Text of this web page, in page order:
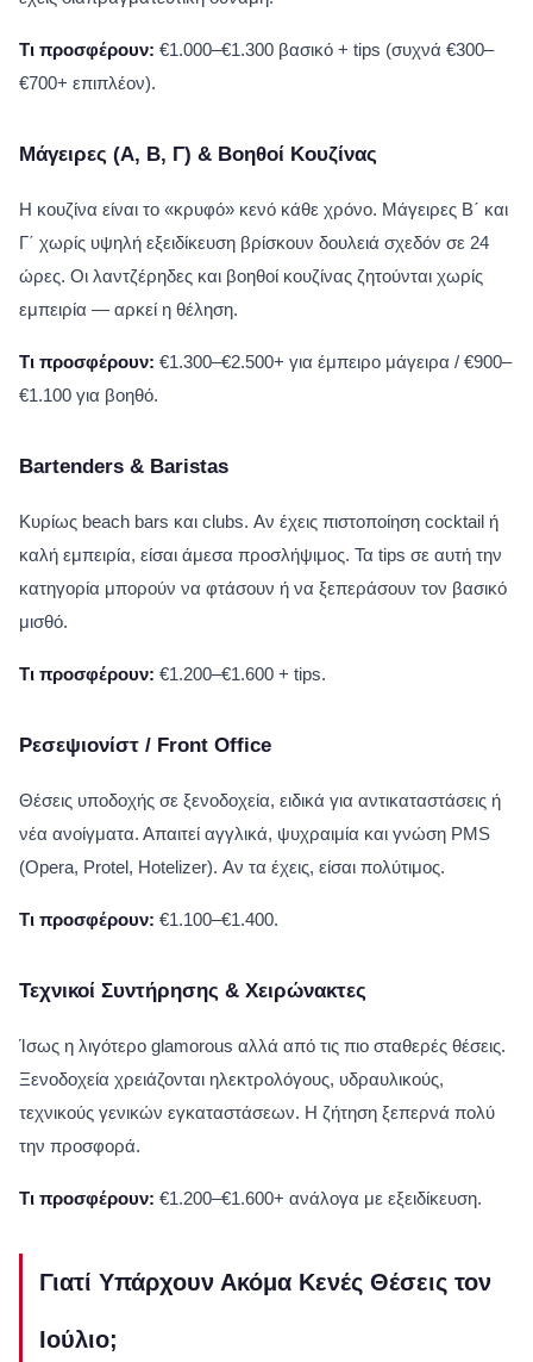
Τι προσφέρουν: €1.000–€1.300 βασικό + tips (συχνά €300–
€700+ επιπλέον).
Μάγειρες (Α, Β, Γ) & Βοηθοί Κουζίνας
Η κουζίνα είναι το «κρυφό» κενό κάθε χρόνο. Μάγειρες Β΄ και
Γ΄ χωρίς υψηλή εξειδίκευση βρίσκουν δουλειά σχεδόν σε 24
ώρες. Οι λαντζέρηδες και βοηθοί κουζίνας ζητούνται χωρίς
εμπειρία — αρκεί η θέληση.
Τι προσφέρουν: €1.300–€2.500+ για έμπειρο μάγειρα / €900–
€1.100 για βοηθό.
Bartenders & Baristas
Κυρίως beach bars και clubs. Αν έχεις πιστοποίηση cocktail ή
καλή εμπειρία, είσαι άμεσα προσλήψιμος. Τα tips σε αυτή την
κατηγορία μπορούν να φτάσουν ή να ξεπεράσουν τον βασικό
μισθό.
Τι προσφέρουν: €1.200–€1.600 + tips.
Ρεσεψιονίστ / Front Office
Θέσεις υποδοχής σε ξενοδοχεία, ειδικά για αντικαταστάσεις ή
νέα ανοίγματα. Απαιτεί αγγλικά, ψυχραιμία και γνώση PMS
(Opera, Protel, Hotelizer). Αν τα έχεις, είσαι πολύτιμος.
Τι προσφέρουν: €1.100–€1.400.
Τεχνικοί Συντήρησης & Χειρώνακτες
Ίσως η λιγότερο glamorous αλλά από τις πιο σταθερές θέσεις.
Ξενοδοχεία χρειάζονται ηλεκτρολόγους, υδραυλικούς,
τεχνικούς γενικών εγκαταστάσεων. Η ζήτηση ξεπερνά πολύ
την προσφορά.
Τι προσφέρουν: €1.200–€1.600+ ανάλογα με εξειδίκευση.
Γιατί Υπάρχουν Ακόμα Κενές Θέσεις τον
Ιούλιο;